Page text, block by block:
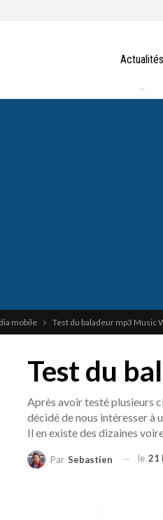
Actualités
mobile Test du baladeur mp3 Music
Test du
Après avoir testé plusieurs
décidé de nous intéresser à
Il en existe des dizaines
Par Sebastien le 21